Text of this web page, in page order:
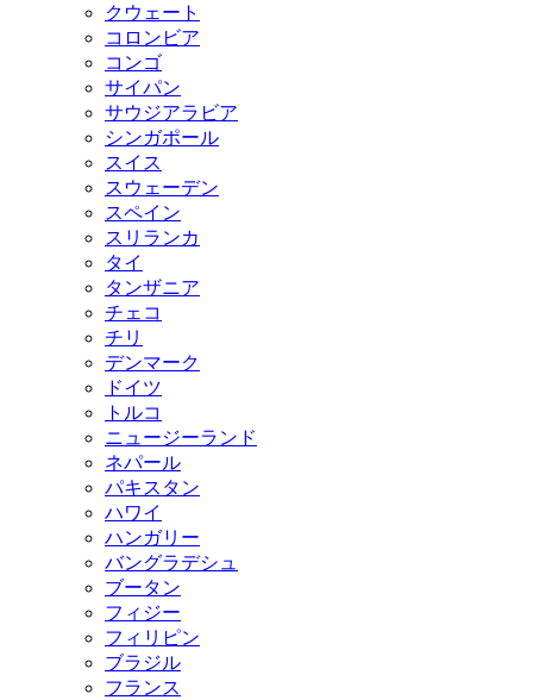
クウェート
コロンビア
コンゴ
サイパン
サウジアラビア
シンガポール
スイス
スウェーデン
スペイン
スリランカ
タイ
タンザニア
チェコ
チリ
デンマーク
ドイツ
トルコ
ニュージーランド
ネパール
パキスタン
ハワイ
ハンガリー
バングラデシュ
ブータン
フィジー
フィリピン
ブラジル
フランス